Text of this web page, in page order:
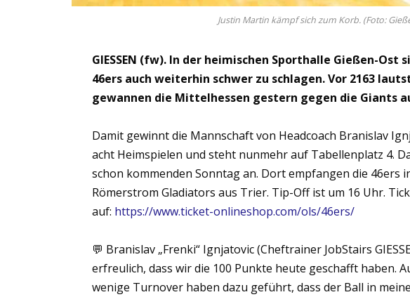
Justin Martin kämpf sich zum Korb. (Foto:
GIESSEN (fw). In der heimischen Sporthalle Gießen-Ost
46ers auch weiterhin schwer zu schlagen. Vor 2163
gewannen die Mittelhessen gestern gegen die Giants
Damit gewinnt die Mannschaft von Headcoach Branislav
acht Heimspielen und steht nunmehr auf Tabellenplatz 4.
schon kommenden Sonntag an. Dort empfangen die 46ers
Römerstrom Gladiators aus Trier. Tip-Off ist um 16 Uhr.
auf: https://www.ticket-onlineshop.com/ols/46ers/
💬 Branislav „Frenki“ Ignjatovic (Cheftrainer JobStairs
erfreulich, dass wir die 100 Punkte heute geschafft haben.
wenige Turnover haben dazu geführt, dass der Ball in